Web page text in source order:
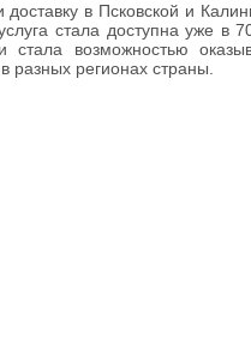
в Псковской и
стала доступна уже в
возможностью
регионах страны.